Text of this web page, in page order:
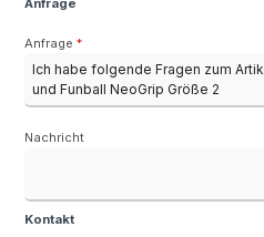
Anfrage
Anfrage *
Nachricht
Kontakt